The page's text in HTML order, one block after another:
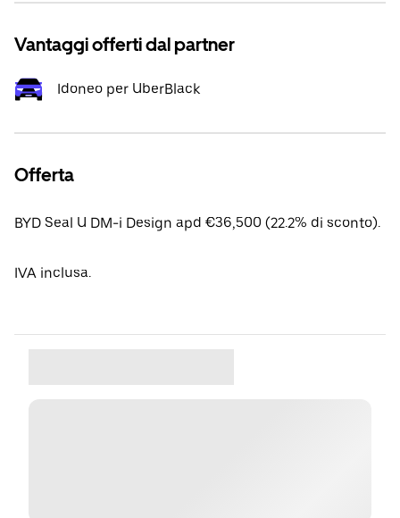
Vantaggi offerti dal partner
Idoneo per UberBlack
Offerta
BYD Seal U DM-i Design apd €36,500 (22.2% di sconto).
IVA inclusa.